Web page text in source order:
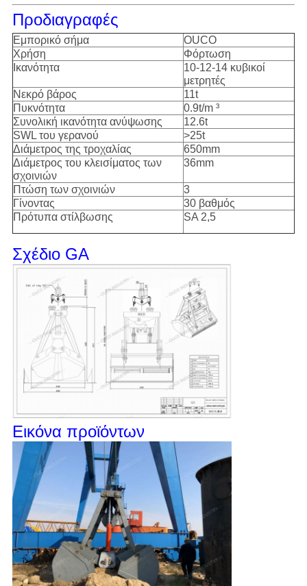
Προδιαγραφές
Εμπορικό σήμα
OUCO
Χρήση
Φόρτωση
Ικανότητα
10-12-14 κυβικοί
μετρητές
Νεκρό βάρος
11t
Πυκνότητα
0.9t/m ³
Συνολική ικανότητα ανύψωσης
12.6t
SWL του γερανού
>25t
Διάμετρος της τροχαλίας
650mm
Διάμετρος του κλεισίματος των
σχοινιών
36mm
Πτώση των σχοινιών
3
Γίνοντας
30 βαθμός
Πρότυπα στίλβωσης
SA 2,5
Σχέδιο GA
Εικόνα προϊόντων